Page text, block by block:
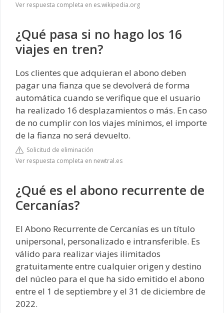
Ver respuesta completa en es.wikipedia.org
¿Qué pasa si no hago los 16
viajes en tren?
Los clientes que adquieran el abono deben
pagar una fianza que se devolverá de forma
automática cuando se verifique que el usuario
ha realizado 16 desplazamientos o más. En caso
de no cumplir con los viajes mínimos, el importe
de la fianza no será devuelto.
Solicitud de eliminación
Ver respuesta completa en newtral.es
¿Qué es el abono recurrente de
Cercanías?
El Abono Recurrente de Cercanías es un título
unipersonal, personalizado e intransferible. Es
válido para realizar viajes ilimitados
gratuitamente entre cualquier origen y destino
del núcleo para el que ha sido emitido el abono
entre el 1 de septiembre y el 31 de diciembre de
2022.